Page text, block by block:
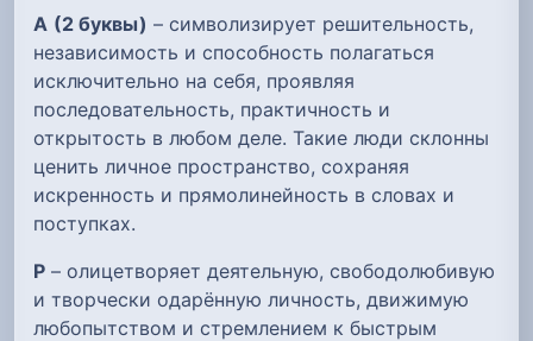
А (2 буквы) – символизирует решительность,
независимость и способность полагаться
исключительно на себя, проявляя
последовательность, практичность и
открытость в любом деле. Такие люди склонны
ценить личное пространство, сохраняя
искренность и прямолинейность в словах и
поступках.
Р – олицетворяет деятельную, свободолюбивую
и творчески одарённую личность, движимую
любопытством и стремлением к быстрым